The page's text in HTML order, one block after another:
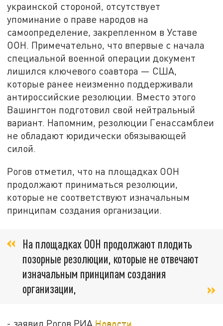
украинской стороной, отсутствует
упоминание о праве народов на
самоопределение, закрепленном в Уставе
ООН. Примечательно, что впервые с начала
специальной военной операции документ
лишился ключевого соавтора — США,
которые ранее неизменно поддерживали
антироссийские резолюции. Вместо этого
Вашингтон подготовил свой нейтральный
вариант. Напомним, резолюции Генассамблеи
не обладают юридически обязывающей
силой.
Рогов отметил, что на площадках ООН
продолжают приниматься резолюции,
которые не соответствуют изначальным
принципам создания организации.
На площадках ООН продолжают плодить
позорные резолюции, которые не отвечают
изначальным принципам создания
организации,
- заявил Рогов РИА Новости.